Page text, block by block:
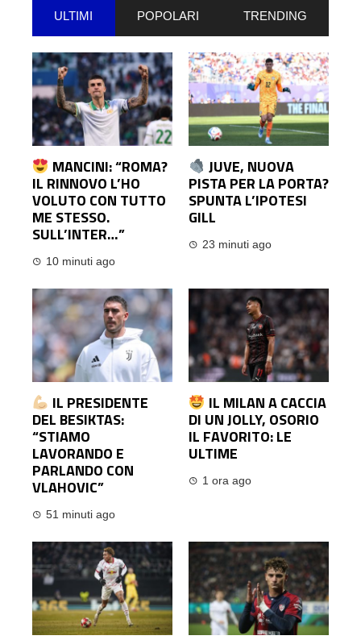
ULTIMI POPOLARI TRENDING
MANCINI: “ROMA?
IL RINNOVO L’HO
VOLUTO CON TUTTO
ME STESSO.
SULL’INTER…”
10 minuti ago
JUVE, NUOVA
PISTA PER LA PORTA?
SPUNTA L’IPOTESI
GILL
23 minuti ago
IL PRESIDENTE
DEL BESIKTAS:
“STIAMO
LAVORANDO E
PARLANDO CON
VLAHOVIC”
51 minuti ago
IL MILAN A CACCIA
DI UN JOLLY, OSORIO
IL FAVORITO: LE
ULTIME
1 ora ago